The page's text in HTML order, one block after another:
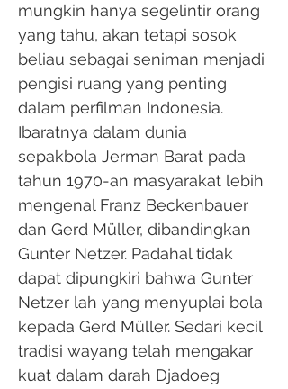
mungkin hanya segelintir orang
yang tahu, akan tetapi sosok
beliau sebagai seniman menjadi
pengisi ruang yang penting
dalam perfilman Indonesia.
Ibaratnya dalam dunia
sepakbola Jerman Barat pada
tahun 1970-an masyarakat lebih
mengenal Franz Beckenbauer
dan Gerd Müller, dibandingkan
Gunter Netzer. Padahal tidak
dapat dipungkiri bahwa Gunter
Netzer lah yang menyuplai bola
kepada Gerd Müller. Sedari kecil
tradisi wayang telah mengakar
kuat dalam darah Djadoeg